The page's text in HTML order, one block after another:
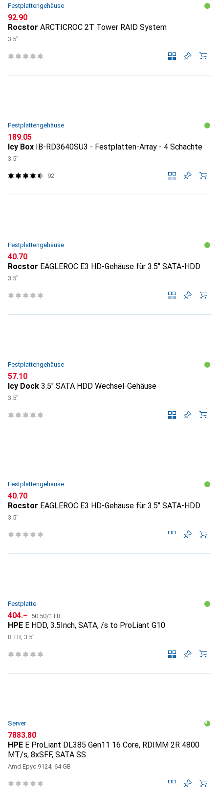
Festplattengehäuse
CHF
92.90
Rocstor ARCTICROC 2T Tower RAID System
3.5"
Festplattengehäuse
CHF
189.05
Icy Box IB-RD3640SU3 - Festplatten-Array - 4 Schächte
3.5"
92
Festplattengehäuse
CHF
40.70
Rocstor EAGLEROC E3 HD-Gehäuse für 3.5" SATA-HDD
3.5"
Festplattengehäuse
CHF
57.10
Icy Dock 3.5" SATA HDD Wechsel-Gehäuse
3.5"
Festplattengehäuse
CHF
40.70
Rocstor EAGLEROC E3 HD-Gehäuse für 3.5" SATA-HDD
3.5"
Festplatte
CHF
404.– CHF
50.50/1TB
HPE E HDD, 3.5Inch, SATA, /s to ProLiant G10
8 TB, 3.5"
Server
CHF
7883.80
HPE E ProLiant DL385 Gen11 16 Core, RDIMM 2R 4800
MT/s, 8xSFF, SATA SS
Amd Epyc 9124, 64 GB